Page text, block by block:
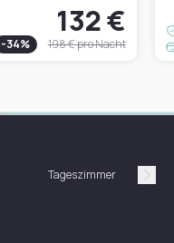
132 €
-34% 198 €pro Nacht
Tageszimmer